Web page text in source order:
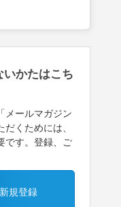
いかたはこち
メールマガジン
くためには、
です。登録、ご
規登録